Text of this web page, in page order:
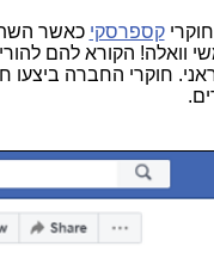
קספרסקי כאשר
וואלה! הקורא להם
חוקרי החברה ביצעו